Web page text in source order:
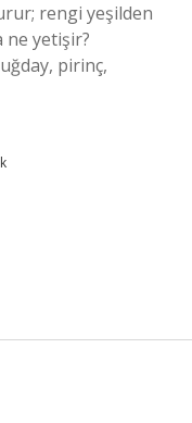
rengi yeşilden
ne yetişir?
pirinç,